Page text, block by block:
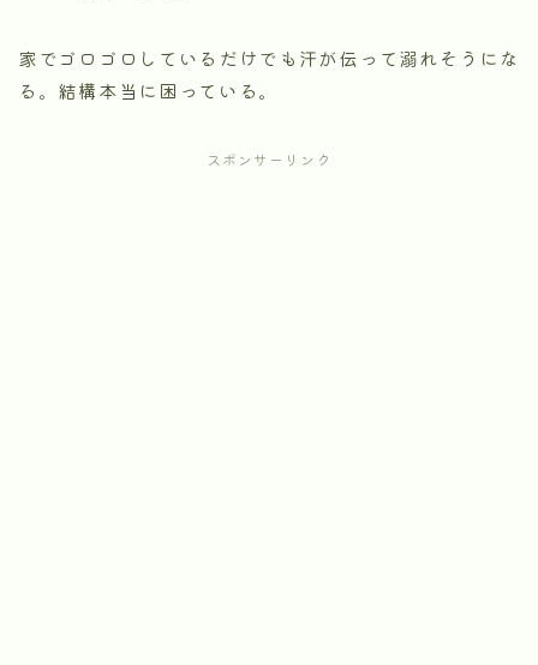
家でゴロゴロしているだけでも汗が伝って溺れそうにな
る。結構本当に困っている。
スポンサーリンク